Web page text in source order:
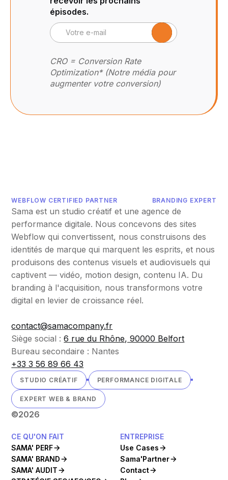
épisodes.
CRO = Conversion Rate
Optimization* (Notre média pour
augmenter votre conversion)
WEBFLOW CERTIFIED PARTNER BRANDING EXPERT
Sama est un studio créatif et une agence de
performance digitale. Nous concevons des sites
Webflow qui convertissent, nous construisons des
identités de marque qui marquent les esprits, et nous
produisons des contenus visuels et audiovisuels qui
captivent — vidéo, motion design, contenu IA. Du
branding à l'acquisition, nous transformons votre
digital en levier de croissance réel.
contact@samacompany.fr
Siège social :6 rue du Rhône, 90000 Belfort
Bureau secondaire : Nantes
+33 3 56 89 66 43
STUDIO CRÉATIF PERFORMANCE DIGITALE
EXPERT WEB & BRAND
©2026
CE QU'ON FAIT
SAMA' PERF
SAMA' BRAND
SAMA' AUDIT
ENTREPRISE
Use Cases
Sama'Partner
Contact